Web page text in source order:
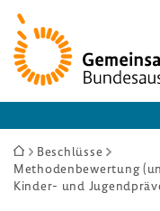
Zur
Startseite
Sie
sind
Beschlüsse
Methodenbewertung
Kinder- und